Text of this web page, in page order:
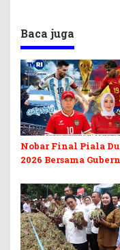
Baca juga
Nobar Final Piala
2026 Bersama